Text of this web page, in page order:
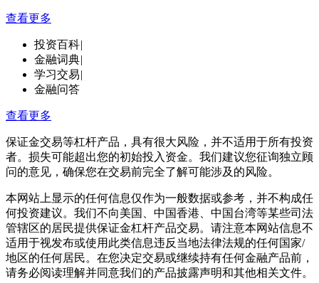
查看更多
投资百科|
金融词典|
学习交易|
金融问答
查看更多
保证金交易等杠杆产品，具有很大风险，并不适用于所有投资
者。损失可能超出您的初始投入资金。我们建议您征询独立顾
问的意见，确保您在交易前完全了解可能涉及的风险。
本网站上显示的任何信息仅作为一般数据或参考，并不构成任
何投资建议。我们不向美国、中国香港、中国台湾等某些司法
管辖区的居民提供保证金杠杆产品交易。请注意本网站信息不
适用于视发布或使用此类信息违反当地法律法规的任何国家/
地区的任何居民。在您决定交易或继续持有任何金融产品前，
请务必阅读理解并同意我们的产品披露声明和其他相关文件。